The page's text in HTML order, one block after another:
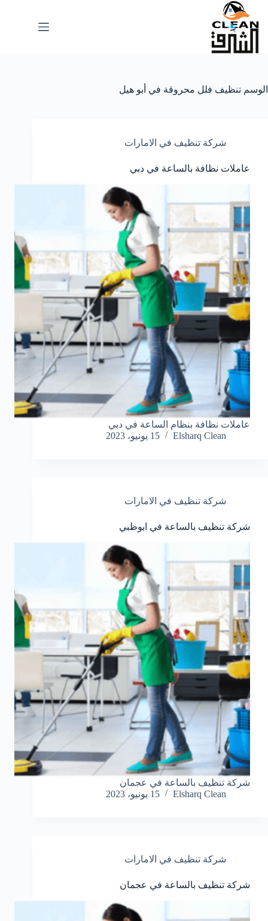
التجاوز
المحتوى
الوسم تنظيف فلل محروقة في أبو هيل
شركة تنظيف في الامارات
عاملات نظافة بالساعة في دبي
عاملات نظافة بنظام الساعة في دبي
Elsharq Clean
15 يونيو، 2023
شركة تنظيف في الامارات
شركة تنظيف بالساعة في ابوظبي
شركة تنظيف بالساعة في عجمان
Elsharq Clean
15 يونيو، 2023
شركة تنظيف في الامارات
شركة تنظيف بالساعة في عجمان